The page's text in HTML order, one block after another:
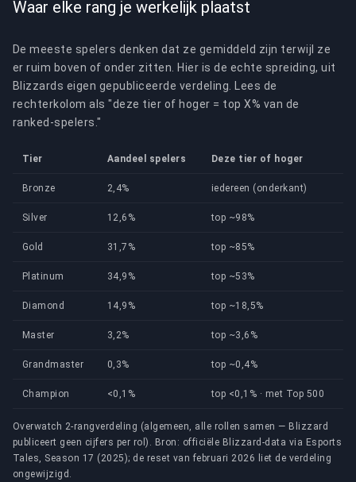
Waar elke rang je werkelijk plaatst
De meeste spelers denken dat ze gemiddeld zijn terwijl ze
er ruim boven of onder zitten. Hier is de echte spreiding, uit
Blizzards eigen gepubliceerde verdeling. Lees de
rechterkolom als "deze tier of hoger = top X% van de
ranked-spelers."
Overwatch 2-rangverdeling (algemeen, alle rollen samen — Blizzard
publiceert geen cijfers per rol). Bron: officiële Blizzard-data via Esports
Tales, Season 17 (2025); de reset van februari 2026 liet de verdeling
ongewijzigd.
Tier Aandeel spelers Deze tier of hoger
Bronze 2,4% iedereen (onderkant)
Silver 12,6% top ~98%
Gold 31,7% top ~85%
Platinum 34,9% top ~53%
Diamond 14,9% top ~18,5%
Master 3,2% top ~3,6%
Grandmaster 0,3% top ~0,4%
Champion <0,1% top <0,1% · met Top 500